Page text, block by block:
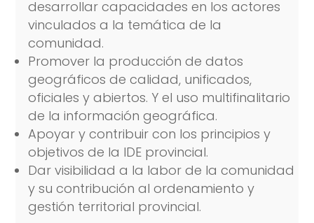
desarrollar capacidades en los actores
vinculados a la temática de la
comunidad.
Promover la producción de datos
geográficos de calidad, unificados,
oficiales y abiertos. Y el uso multifinalitario
de la información geográfica.
Apoyar y contribuir con los principios y
objetivos de la IDE provincial.
Dar visibilidad a la labor de la comunidad
y su contribución al ordenamiento y
gestión territorial provincial.